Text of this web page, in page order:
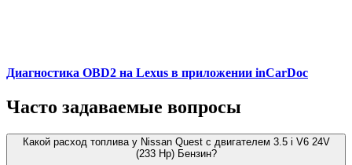
Диагностика OBD2 на Lexus в приложении inCarDoc
Часто задаваемые вопросы
Какой расход топлива у Nissan Quest с двигателем 3.5 i V6 24V
(233 Hp) Бензин?